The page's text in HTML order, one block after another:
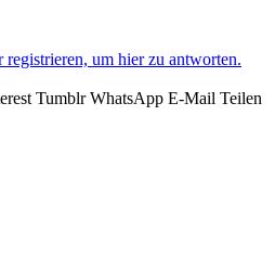
um hier zu antworten.
Tumblr WhatsApp E-Mail Teilen